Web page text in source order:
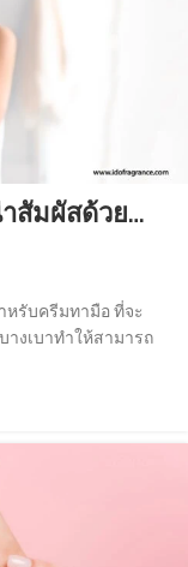
สัมผัสด้วย…
รับครีมทามือ ที่จะ
งเบาทำให้สามารถ